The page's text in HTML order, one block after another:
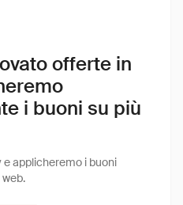
offerte in
i buoni su più
applicheremo i buoni